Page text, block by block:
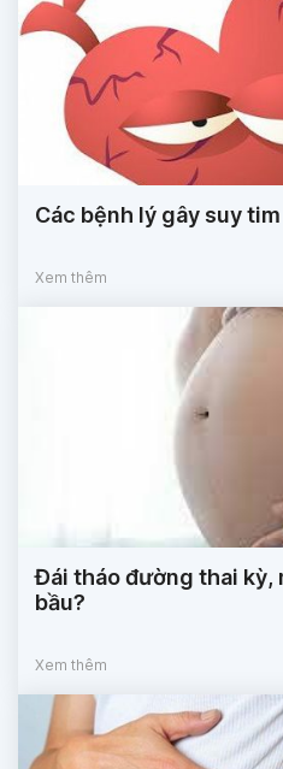
Các bệnh lý gây suy
Xem thêm
Đái tháo đường thai kỳ,
bầu?
Xem thêm